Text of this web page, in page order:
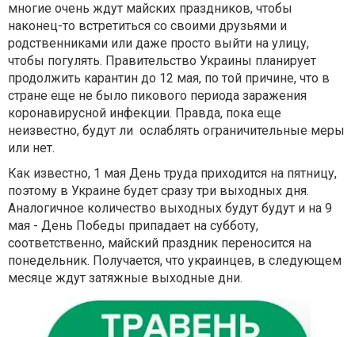
многие очень ждут майских праздников, чтобы
наконец-то встретиться со своими друзьями и
родственниками или даже просто выйти на улицу,
чтобы погулять. Правительство Украины планирует
продолжить карантин до 12 мая, по той причине, что в
стране еще не было пикового периода заражения
коронавирусной инфекции. Правда, пока еще
неизвестно, будут ли ослаблять ограничительные меры
или нет.
Как известно, 1 мая День труда приходится на пятницу,
поэтому в Украине будет сразу три выходных дня.
Аналогичное количество выходных будут будут и на 9
мая - День Победы припадает на субботу,
соответственно, майский праздник переносится на
понедельник. Получается, что украинцев, в следующем
месяце ждут затяжные выходные дни.